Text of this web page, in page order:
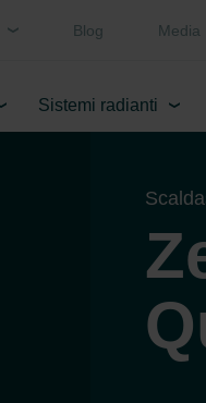
Blog Media
Sistemi radianti